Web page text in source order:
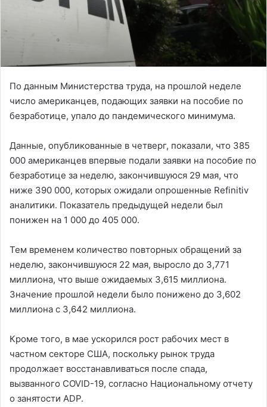
По данным Министерства труда, на прошлой неделе
число американцев, подающих заявки на пособие по
безработице, упало до пандемического минимума.
Данные, опубликованные в четверг, показали, что 385
000 американцев впервые подали заявки на пособие по
безработице за неделю, закончившуюся 29 мая, что
ниже 390 000, которых ожидали опрошенные Refinitiv
аналитики. Показатель предыдущей недели был
понижен на 1 000 до 405 000.
Тем временем количество повторных обращений за
неделю, закончившуюся 22 мая, выросло до 3,771
миллиона, что выше ожидаемых 3,615 миллиона.
Значение прошлой недели было понижено до 3,602
миллиона с 3,642 миллиона.
Кроме того, в мае ускорился рост рабочих мест в
частном секторе США, поскольку рынок труда
продолжает восстанавливаться после спада,
вызванного COVID-19, согласно Национальному отчету
о занятости ADP.